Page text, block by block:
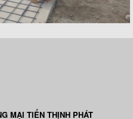
MẠI TIẾN THỊNH PHÁT